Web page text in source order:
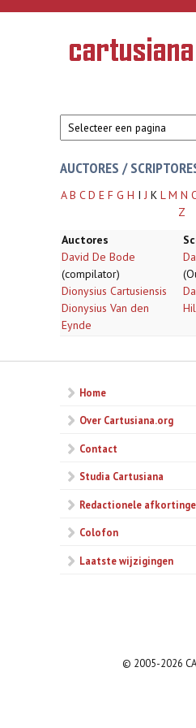
Overslaan en naar de inhoud gaan
Geschiedenis
van de
AUCTORES /
A B C D E F G H I J K L M N
Z
Auctores
David De Bode
(compilator)
Dionysius Cartusiensis
Dionysius Van den
Eynde
Home
Over Cartusiana.org
Contact
Studia Cartusiana
Redactionele
Colofon
Laatste wijzigingen
© 2005-2026